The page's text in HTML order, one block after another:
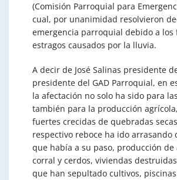
(Comisión Parroquial para
cual, por unanimidad resolvieron
emergencia parroquial debido a los
estragos causados por la lluvia.
A decir de José Salinas presidente
presidente del GAD Parroquial, en
la afectación no solo ha sido para
también para la producción
fuertes crecidas de quebradas
respectivo reboce ha ido arrasando
que había a su paso, producción de
corral y cerdos, viviendas
que han sepultado cultivos,